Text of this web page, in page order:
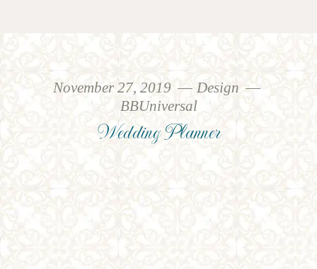
November 27, 2019
Design
BBUniversal
Wedding Planner